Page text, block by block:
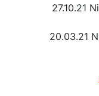
27.10.21
20.03.21